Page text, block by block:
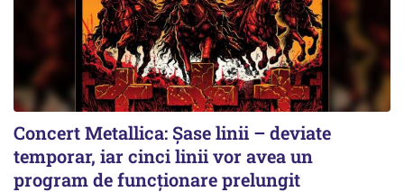
Concert Metallica: Șase linii – deviate
temporar, iar cinci linii vor avea un
program de funcționare prelungit